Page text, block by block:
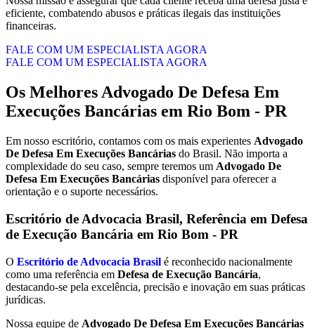
eficiente, combatendo abusos e práticas ilegais das instituições
financeiras.
FALE COM UM ESPECIALISTA AGORA
FALE COM UM ESPECIALISTA AGORA
Os Melhores Advogado De Defesa Em
Execuções Bancárias em Rio Bom - PR
Em nosso escritório, contamos com os mais experientes Advogado
De Defesa Em Execuções Bancárias do Brasil. Não importa a
complexidade do seu caso, sempre teremos um Advogado De
Defesa Em Execuções Bancárias disponível para oferecer a
orientação e o suporte necessários.
Escritório de Advocacia Brasil, Referência em Defesa
de Execução Bancária em Rio Bom - PR
O Escritório de Advocacia Brasil é reconhecido nacionalmente
como uma referência em Defesa de Execução Bancária,
destacando-se pela excelência, precisão e inovação em suas práticas
jurídicas.
Nossa equipe de Advogado De Defesa Em Execuções Bancárias